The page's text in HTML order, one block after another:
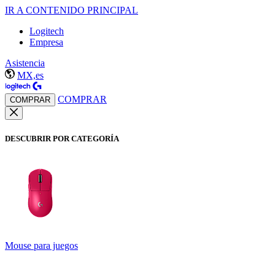
IR A CONTENIDO PRINCIPAL
Logitech
Empresa
Asistencia
MX,es
COMPRAR COMPRAR
DESCUBRIR POR CATEGORÍA
Mouse para juegos